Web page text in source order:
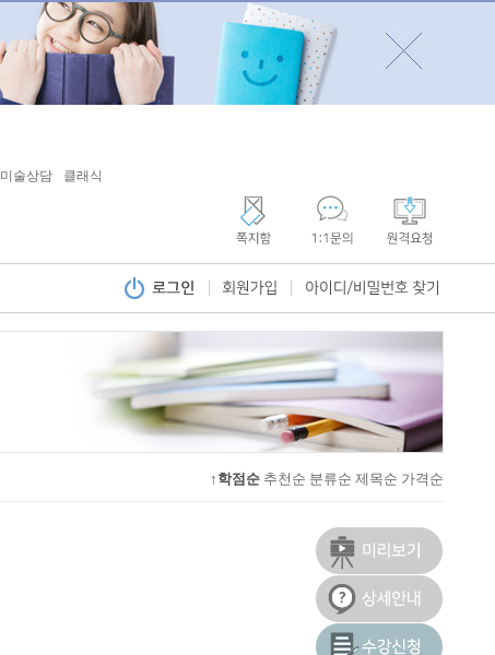
미술상담 클래식
↑학점순 추천순 분류순 제목순 가격순